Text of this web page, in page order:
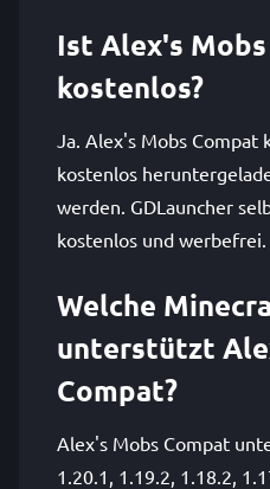
Ist Alex's
kostenlos?
Ja. Alex's Mobs Compat
kostenlos
werden. GDLauncher
kostenlos und werbefrei.
Welche
unterstützt
Compat?
Alex's Mobs Compat
1.20.1, 1.19.2, 1.18.2,